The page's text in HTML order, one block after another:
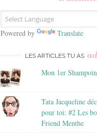
E
m
a
Powered by Translate
LES ARTICLES TU AS
Mon 1er
Tata Jacqueline
pour toi: #2 Les
Friend Menthe